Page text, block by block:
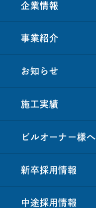
企業情報
事業紹介
お知らせ
施工実績
ビルオーナー様へ
新卒採用情報
中途採用情報